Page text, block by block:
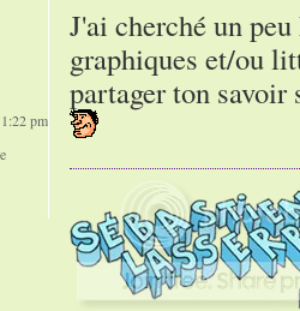
J'ai cherché un
graphiques et/ou
partager ton savoir
pm